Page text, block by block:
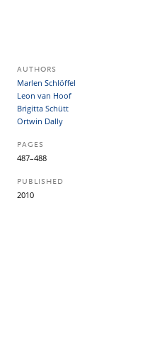
AUTHORS
Marlen Schlöffel
Leon van Hoof
Brigitta Schütt
Ortwin Dally
PAGES
487–488
PUBLISHED
2010